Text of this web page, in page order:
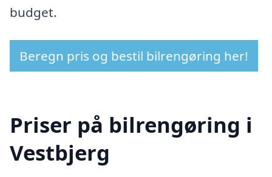
budget.
Beregn pris og bestil bilrengøring her!
Priser på bilrengøring i
Vestbjerg